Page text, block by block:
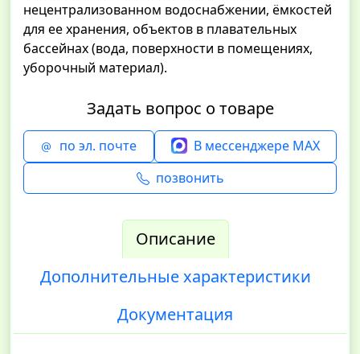
нецентрализованном водоснабжении, ёмкостей
для ее хранения, объектов в плавательных
бассейнах (вода, поверхности в помещениях,
уборочный материал).
Задать вопрос о товаре
по эл. почте
В мессенджере MAX
позвонить
Описание
Дополнительные характеристики
Документация